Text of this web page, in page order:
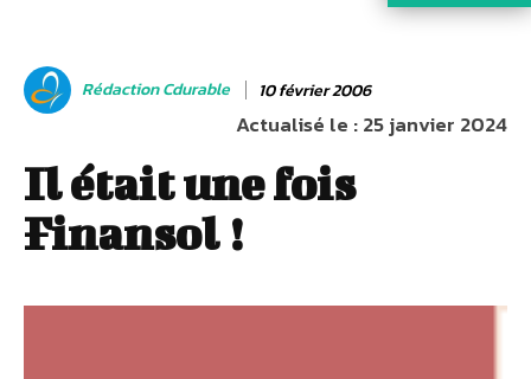
Rédaction Cdurable 10 février 2006
Actualisé le :25 janvier 2024
Il était une fois
Finansol !